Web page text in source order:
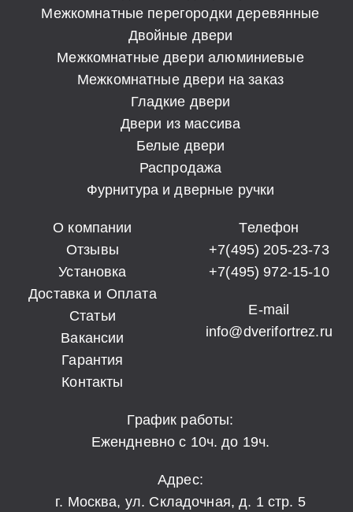
Межкомнатные перегородки деревянные
Двойные двери
Межкомнатные двери алюминиевые
Межкомнатные двери на заказ
Гладкие двери
Двери из массива
Белые двери
Распродажа
Фурнитура и дверные ручки
О компании
Отзывы
Установка
Доставка и Оплата
Статьи
Вакансии
Гарантия
Контакты
Телефон
+7(495) 205-23-73
+7(495) 972-15-10
E-mail
info@dverifortrez.ru
График работы:
Ежендневно с 10ч. до 19ч.
Адрес:
г. Москва, ул. Складочная, д. 1 стр. 5